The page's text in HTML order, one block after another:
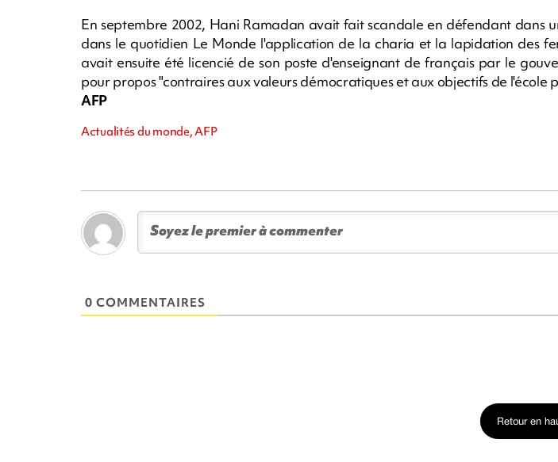
En septembre 2002, Hani Ramadan avait fait scandale en défendant dans
dans le quotidien Le Monde l'application de la charia et la lapidation des
avait ensuite été licencié de son poste d'enseignant de français par le
pour propos "contraires aux valeurs démocratiques et aux objectifs de l'école
AFP
Actualités du monde, AFP
0 COMMENTAIRES
Retour en